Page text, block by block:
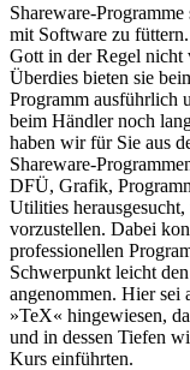
Shareware-
mit Software zu
Gott in der Regel nicht
Überdies bieten sie
Programm ausführlich
beim Händler noch
haben wir für Sie aus
Shareware-
DFÜ, Grafik,
Utilities
vorzustellen. Dabei
professionellen
Schwerpunkt leicht
angenommen. Hier sei
»TeX« hingewiesen,
und in dessen Tiefen
Kurs einführten.